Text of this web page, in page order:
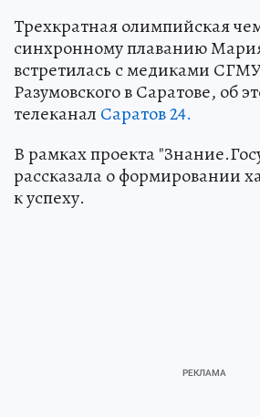
Трехкратная олимпийская
синхронному плаванию
встретилась с медиками
Разумовского в Саратове, об
телеканал Саратов 24.
В рамках проекта
рассказала о формировании
к успеху.